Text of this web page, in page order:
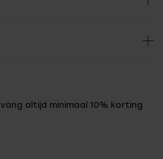
altijd minimaal 10% korting